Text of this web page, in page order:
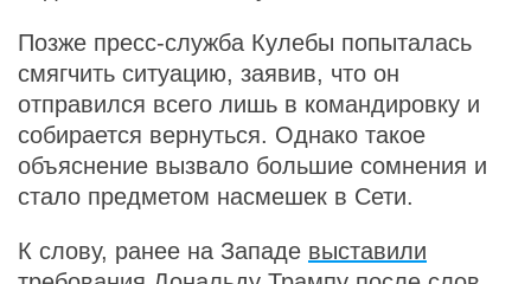
Позже пресс-служба Кулебы попыталась
смягчить ситуацию, заявив, что он
отправился всего лишь в командировку и
собирается вернуться. Однако такое
объяснение вызвало большие сомнения и
стало предметом насмешек в Сети.
К слову, ранее на Западе выставили